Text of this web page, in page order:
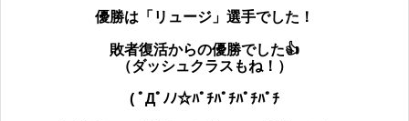
優勝は 「リュージ」選手でした！
敗者復活からの優勝でした👍
（ダッシュクラスもね！）
( ﾟДﾟﾉﾉ☆ﾊﾟﾁﾊﾟﾁﾊﾟﾁﾊﾟﾁ